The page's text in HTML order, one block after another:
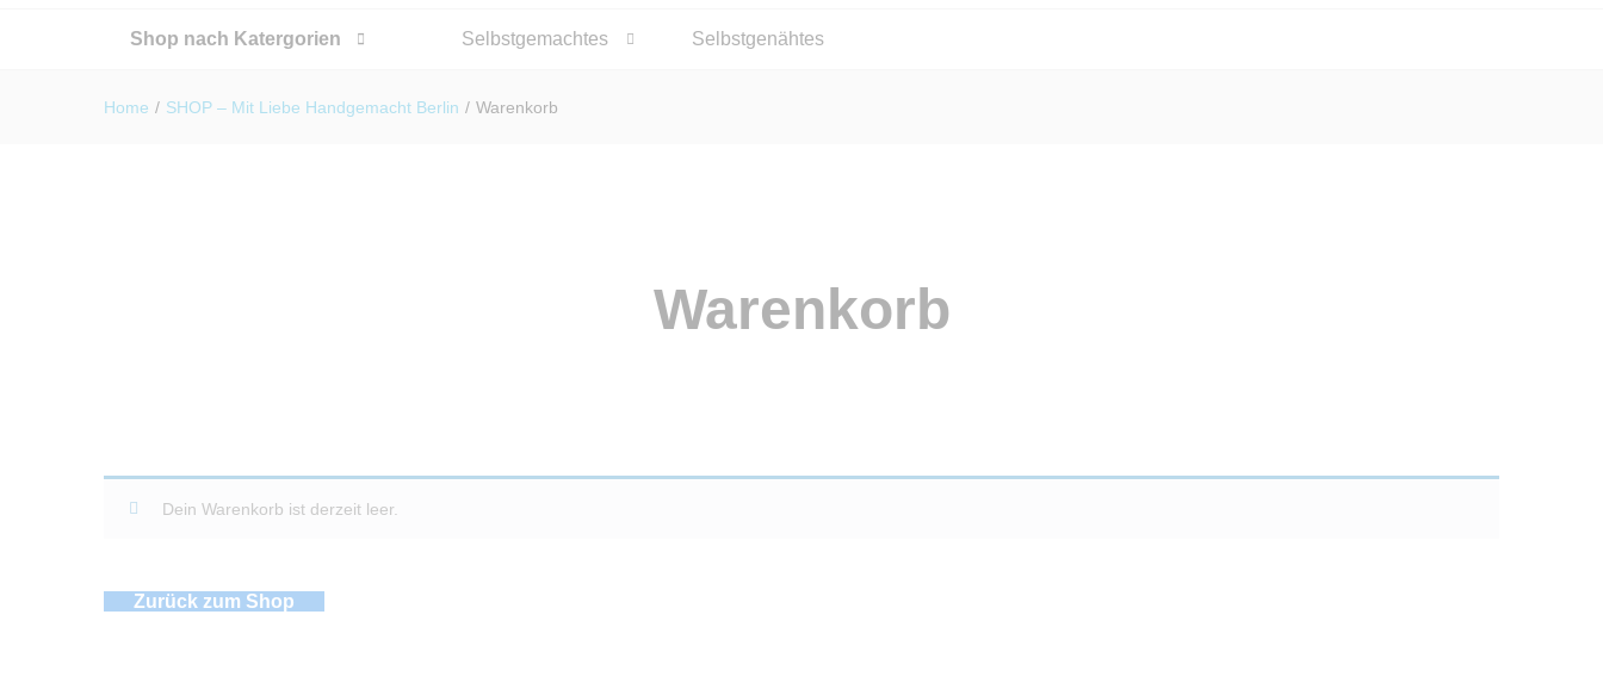
Shop nach Katergorien Selbstgemachtes Selbstgenähtes
Home / SHOP – Mit Liebe Handgemacht Berlin / Warenkorb
Warenkorb
Dein Warenkorb ist derzeit leer.
Zurück zum Shop